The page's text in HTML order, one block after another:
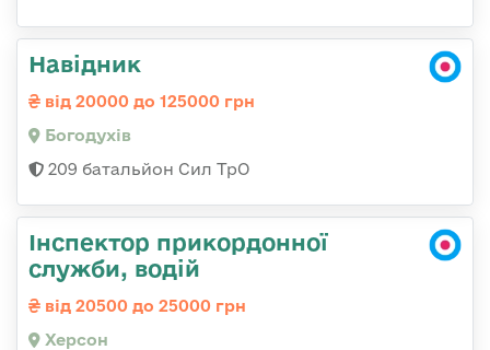
Навідник
від 20000 до 125000 грн
Богодухів
209 батальйон Сил ТрО
Інспектор прикордонної
служби, водій
від 20500 до 25000 грн
Херсон